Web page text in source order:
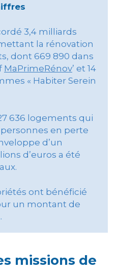
3,4 milliards
la rénovation
dont 669 890 dans
MaPrimeRénov’ et 14
« Habiter Serein
636 logements qui
en perte
d’un
d’euros a été
ont bénéficié
un montant de
missions de